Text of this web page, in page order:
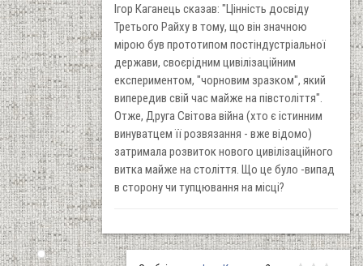
Ігор Каганець сказав: "Цінність досвіду
Третього Райху в тому, що він значною
мірою був прототипом постіндустріальної
держави, своєрідним цивілізаційним
експериментом, "чорновим зразком", який
випередив свій час майже на півстоліття".
Отже, Друга Світова війна (хто є істинним
винуватцем її розвязання - вже відомо)
затримала розвиток нового цивілізаційного
витка майже на століття. Що це було -випад
в сторону чи тупцювання на місці?